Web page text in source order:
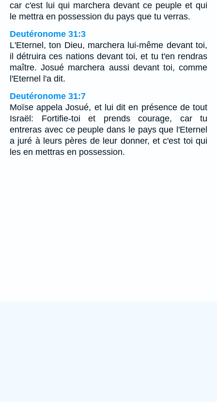
car c'est lui qui marchera devant ce peuple et qui
le mettra en possession du pays que tu verras.
Deutéronome 31:3
L'Eternel, ton Dieu, marchera lui-même devant toi,
il détruira ces nations devant toi, et tu t'en rendras
maître. Josué marchera aussi devant toi, comme
l'Eternel l'a dit.
Deutéronome 31:7
Moïse appela Josué, et lui dit en présence de tout
Israël: Fortifie-toi et prends courage, car tu
entreras avec ce peuple dans le pays que l'Eternel
a juré à leurs pères de leur donner, et c'est toi qui
les en mettras en possession.